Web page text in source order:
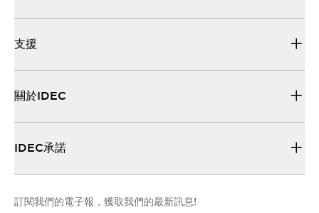
支援
關於IDEC
IDEC承諾
訂閱我們的電子報，獲取我們的最新訊息!